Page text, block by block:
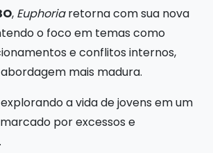
, Euphoriaretorna com sua nova
o foco em temas como
e conflitos internos,
mais madura.
a vida de jovens em um
por excessos e